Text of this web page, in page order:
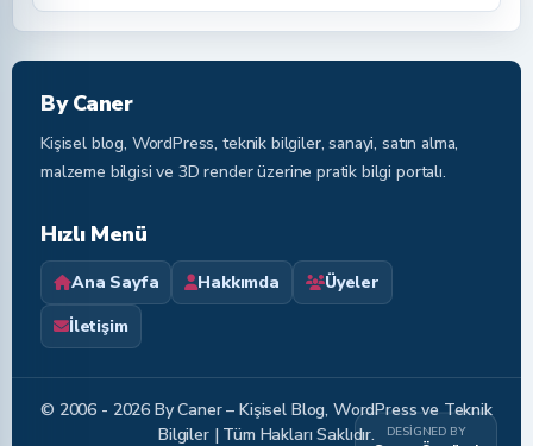
By Caner
Kişisel blog, WordPress, teknik bilgiler, sanayi, satın alma,
malzeme bilgisi ve 3D render üzerine pratik bilgi portalı.
Hızlı Menü
Ana Sayfa Hakkımda
Üyeler
İletişim
© 2006 - 2026 By Caner – Kişisel Blog, WordPress ve Teknik
Bilgiler | Tüm Hakları Saklıdır.
DESIGNED BY